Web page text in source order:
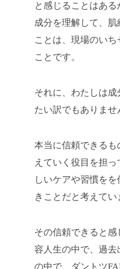
と感じることはあ
成分を理解して、
ことは、現場のい
ことです。
それに、わたしは成
たい訳でもありませ
本当に信頼できる
えていく役目を担
しいケアや習慣を
きことだと考えてい
その信頼できると
容人生の中で、過
の中で、ダントツ